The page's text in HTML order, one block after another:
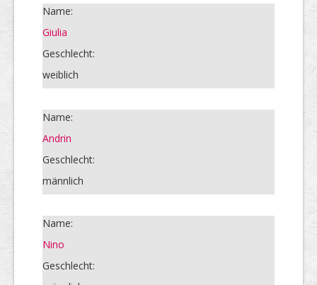
Name:
Giulia
Geschlecht:
weiblich
Name:
Andrin
Geschlecht:
männlich
Name:
Nino
Geschlecht: